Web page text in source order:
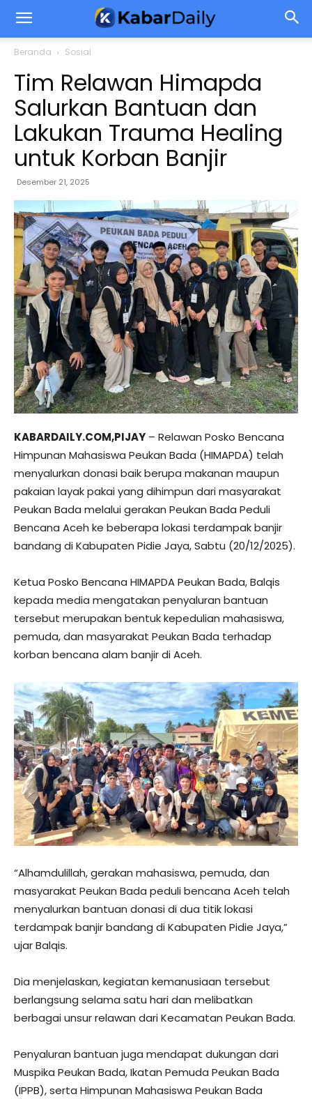
Beranda Sosial
Tim Relawan Himapda
Salurkan Bantuan dan
Lakukan Trauma Healing
untuk Korban Banjir
Desember 21, 2025
KABARDAILY.COM,PIJAY – Relawan Posko Bencana
Himpunan Mahasiswa Peukan Bada (HIMAPDA) telah
menyalurkan donasi baik berupa makanan maupun
pakaian layak pakai yang dihimpun dari masyarakat
Peukan Bada melalui gerakan Peukan Bada Peduli
Bencana Aceh ke beberapa lokasi terdampak banjir
bandang di Kabupaten Pidie Jaya, Sabtu (20/12/2025).
Ketua Posko Bencana HIMAPDA Peukan Bada, Balqis
kepada media mengatakan penyaluran bantuan
tersebut merupakan bentuk kepedulian mahasiswa,
pemuda, dan masyarakat Peukan Bada terhadap
korban bencana alam banjir di Aceh.
“Alhamdulillah, gerakan mahasiswa, pemuda, dan
masyarakat Peukan Bada peduli bencana Aceh telah
menyalurkan bantuan donasi di dua titik lokasi
terdampak banjir bandang di Kabupaten Pidie Jaya,”
ujar Balqis.
Dia menjelaskan, kegiatan kemanusiaan tersebut
berlangsung selama satu hari dan melibatkan
berbagai unsur relawan dari Kecamatan Peukan Bada.
Penyaluran bantuan juga mendapat dukungan dari
Muspika Peukan Bada, Ikatan Pemuda Peukan Bada
(IPPB), serta Himpunan Mahasiswa Peukan Bada